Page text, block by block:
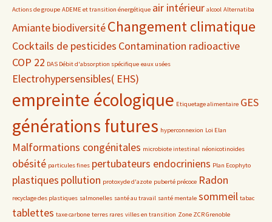
Actions de groupe ADEME et transition énergétique air intérieur alcool Alternatiba
AmiantebiodiversitéChangement climatique
Cocktails de pesticides Contamination radioactive
COP 22 DAS Débit d'absorption spécifique eaux usées
Electrohypersensibles( EHS)
empreinte écologique Etiquetage alimentaire GES
générations futures hyperconnexion Loi Elan
Malformations congénitales microbiote intestinal néonicotinoïdes
obésité particules fines pertubateurs endocriniens Plan Ecophyto
plastiques pollution protoxyde d'azote puberté précoce Radon
recyclage des plastiques salmonelles santé au travail santé mentale sommeil tabac
tablettes taxe carbone terres rares villes en transition Zone ZCR Grenoble